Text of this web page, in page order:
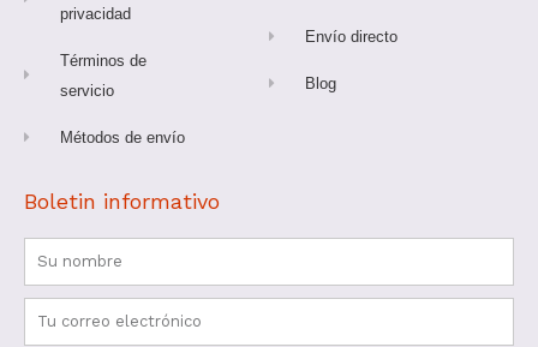
privacidad
Términos de
servicio
Métodos de envío
Envío directo
Blog
Boletin informativo
Nombre
Correo
electrónico